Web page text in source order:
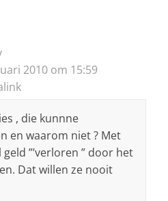
2010 om 15:59
, die kunnne
en waarom niet ? Met
geld ”’verloren ” door het
Dat willen ze nooit